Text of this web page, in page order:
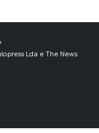
Lda e The News